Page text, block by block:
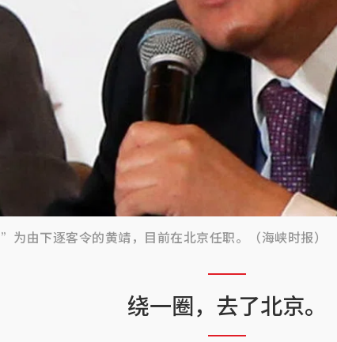
由下逐客令的黄靖，目前在北京任职。（海峡时报）
绕一圈，去了北京。